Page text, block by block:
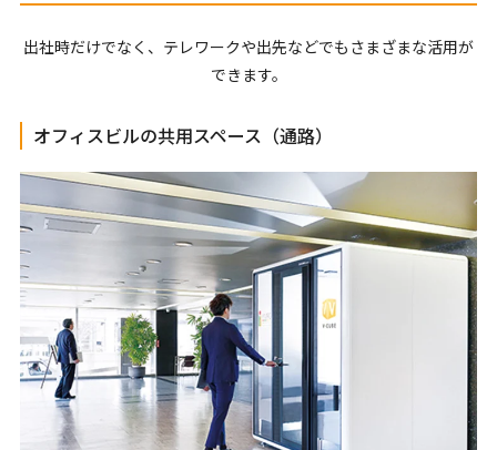
出社時だけでなく、テレワークや出先などでもさまざまな活用が
できます。
オフィスビルの共用スペース（通路）